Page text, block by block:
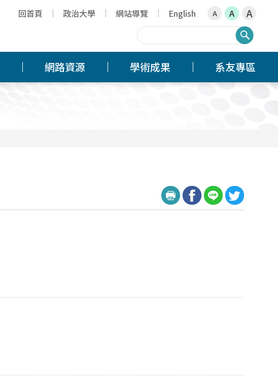
回首頁 政治大學 網站導覽 English A A A
網路資源 學術成果 系友專區